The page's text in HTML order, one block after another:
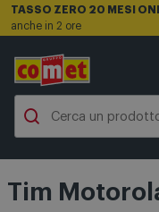
TASSO ZERO 20 MESI
anche in 2 ore
Tim